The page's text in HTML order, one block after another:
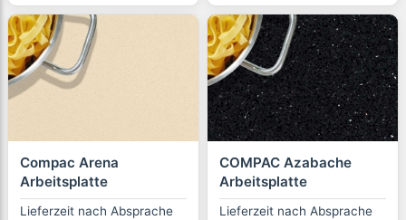
Compac Arena
Arbeitsplatte
Lieferzeit nach Absprache
COMPAC Azabache
Arbeitsplatte
Lieferzeit nach Absprache